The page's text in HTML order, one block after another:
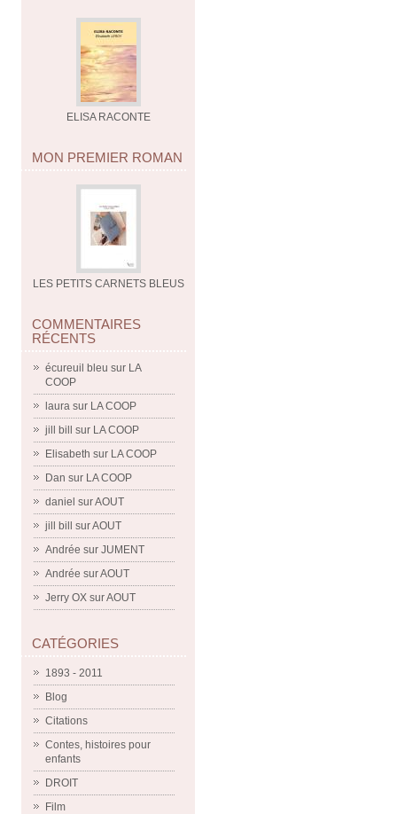
ELISA RACONTE
MON PREMIER ROMAN
LES PETITS CARNETS BLEUS
COMMENTAIRES
RÉCENTS
écureuil bleu sur LA
COOP
laura sur LA COOP
jill bill
sur LA COOP
Elisabeth sur LA COOP
Dan sur LA COOP
daniel surAOUT
jill bill
surAOUT
Andrée sur JUMENT
Andrée surAOUT
Jerry OX surAOUT
CATÉGORIES
1893 - 2011
Blog
Citations
Contes, histoires pour
enfants
DROIT
Film